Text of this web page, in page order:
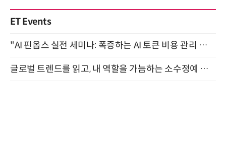
ET Events
"AI 핀옵스 실전 세미나: 폭증하는 AI 토큰 비용 관리 전략" 8월 21일 개최
글로벌 트렌드를 읽고, 내 역할을 가늠하는 소수정예 실습 워크숍 (8/28)